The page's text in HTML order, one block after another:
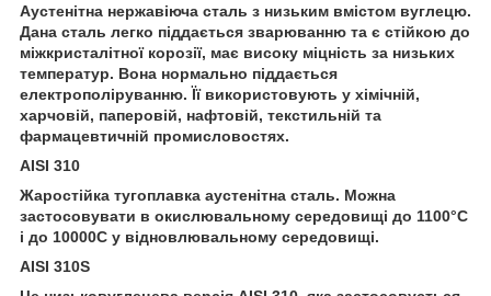
Аустенітна нержавіюча сталь з низьким вмістом вуглецю.
Дана сталь легко піддається зварюванню та є стійкою до
міжкристалітної корозії, має високу міцність за низьких
температур. Вона нормально піддається
електрополіруванню. Її використовують у хімічній,
харчовій, паперовій, нафтовій, текстильній та
фармацевтичній промисловостях.
AISI 310
Жаростійка тугоплавка аустенітна сталь. Можна
застосовувати в окислювальному середовищі до 1100°С
і до 10000С у відновлювальному середовищі.
AISI 310S